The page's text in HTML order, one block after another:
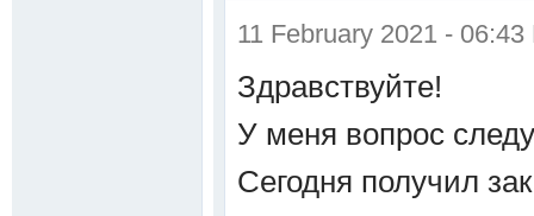
11 February 2021 - 06:43
Здравствуйте!
У меня вопрос
Сегодня получил